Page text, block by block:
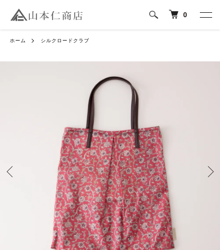
0
ホーム シルクロードクラブ